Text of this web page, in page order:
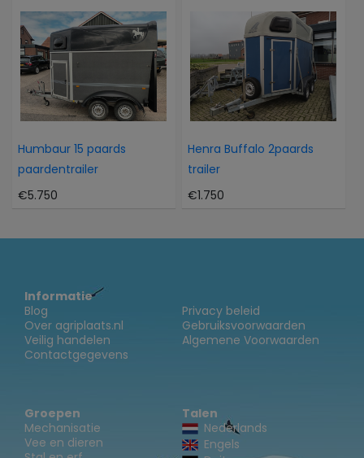
Humbaur 15 paards
paardentrailer
€5.750
Henra Buffalo 2paards
trailer
€1.750
Informatie
Blog
Over agriplaats.nl
Veilig handelen
Contactgegevens
Privacy beleid
Gebruiksvoorwaarden
Algemene Voorwaarden
Groepen
Mechanisatie
Vee en dieren
Talen
Nederlands
Engels